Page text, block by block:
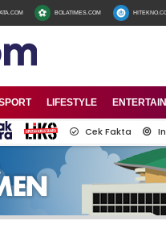
BOLATIMES.COM
LIFESTYLE
Cek Fakta